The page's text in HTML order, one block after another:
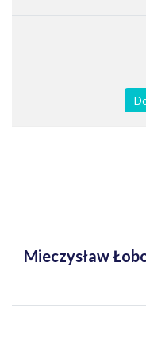
Mieczysław